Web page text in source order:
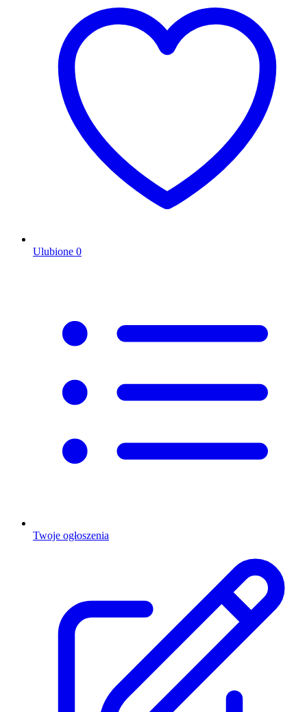
Ulubione 0
Twoje ogłoszenia